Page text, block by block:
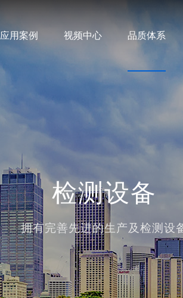
应用案例 视频中心 品质体系
检测设备
拥有完善先进的生产及检测设